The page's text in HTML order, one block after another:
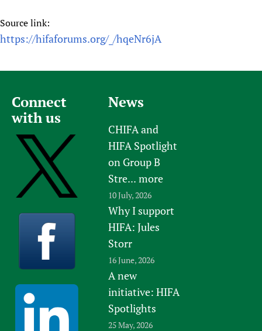
Source link:
https://hifaforums.org/_/hqeNr6jA
Connect
with us
News
CHIFA and
HIFA Spotlight
on Group B
Stre... more
10 July, 2026
Why I support
HIFA: Jules
Storr
16 June, 2026
A new
initiative: HIFA
Spotlights
25 May, 2026